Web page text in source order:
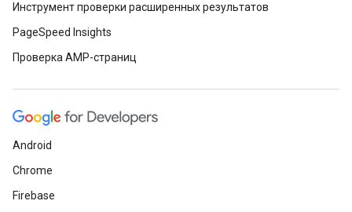
Инструмент проверки расширенных результатов
PageSpeed Insights
Проверка AMP-страниц
Android
Chrome
Firebase